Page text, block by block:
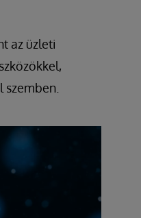
az üzleti